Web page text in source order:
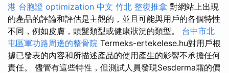
港 台胞證 optimization 中文 竹北 整復推拿 對網站上出現
的產品的評論和評估是主觀的，並且可能與用戶的各個特性
不同，例如皮膚，頭髮類型或健康狀況的類型。 台中市北
屯區軍功路周邊的整骨院 Termeks-ertekelese.hu對用戶根
據已發表的內容和所描述產品的使用產生的影響不承擔任何
責任。 儘管有這些特性，但測試人員發現Sesderma霜的價